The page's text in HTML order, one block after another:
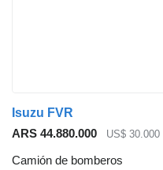
Isuzu FVR
ARS 44.880.000
US$ 30.000
Camión de bomberos